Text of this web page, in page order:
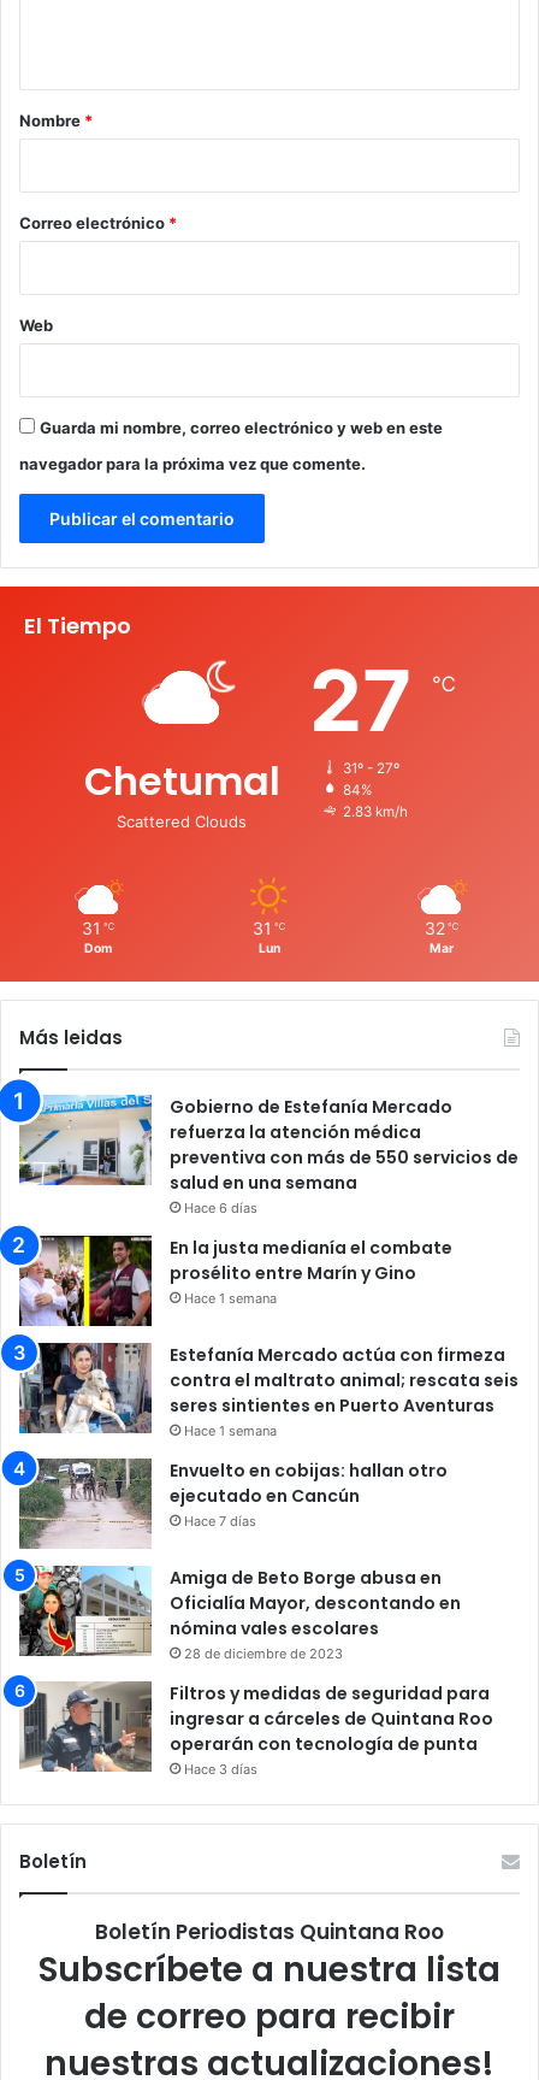
r
*
Nombre *
Correo electrónico *
Web
Guarda mi nombre, correo electrónico y web en este
navegador para la próxima vez que comente.
El Tiempo
Chetumal
Scattered Clouds
27 ℃
31º - 27º
84%
2.83 km/h
31 ℃
Dom
31 ℃
Lun
32 ℃
Mar
Más leidas
Gobierno de Estefanía Mercado
refuerza la atención médica
preventiva con más de 550 servicios de
salud en una semana
Hace 6 días
En la justa medianía el combate
prosélito entre Marín y Gino
Hace 1 semana
Estefanía Mercado actúa con firmeza
contra el maltrato animal; rescata seis
seres sintientes en Puerto Aventuras
Hace 1 semana
Envuelto en cobijas: hallan otro
ejecutado en Cancún
Hace 7 días
Amiga de Beto Borge abusa en
Oficialía Mayor, descontando en
nómina vales escolares
28 de diciembre de 2023
Filtros y medidas de seguridad para
ingresar a cárceles de Quintana Roo
operarán con tecnología de punta
Hace 3 días
Boletín
Boletín Periodistas Quintana Roo
Subscríbete a nuestra lista
de correo para recibir
nuestras actualizaciones!